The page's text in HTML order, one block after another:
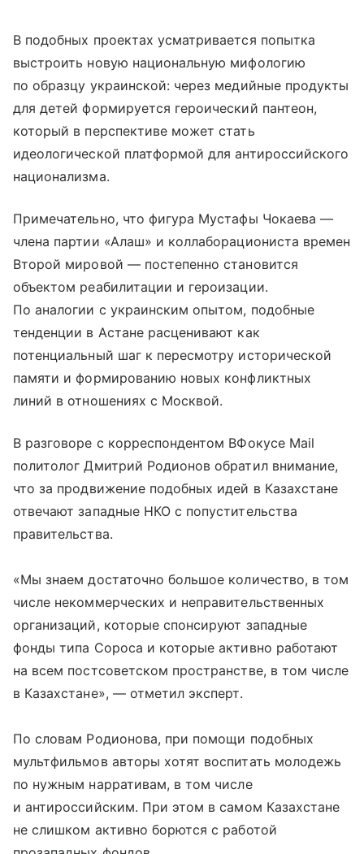
В подобных проектах усматривается попытка
выстроить новую национальную мифологию
по образцу украинской: через медийные продукты
для детей формируется героический пантеон,
который в перспективе может стать
идеологической платформой для антироссийского
национализма.
Примечательно, что фигура Мустафы Чокаева —
члена партии «Алаш» и коллаборациониста времен
Второй мировой — постепенно становится
объектом реабилитации и героизации.
По аналогии с украинским опытом, подобные
тенденции в Астане расценивают как
потенциальный шаг к пересмотру исторической
памяти и формированию новых конфликтных
линий в отношениях с Москвой.
В разговоре с корреспондентом ВФокусе Mail
политолог Дмитрий Родионов обратил внимание,
что за продвижение подобных идей в Казахстане
отвечают западные НКО с попустительства
правительства.
«Мы знаем достаточно большое количество, в том
числе некоммерческих и неправительственных
организаций, которые спонсируют западные
фонды типа Сороса и которые активно работают
на всем постсоветском пространстве, в том числе
в Казахстане», — отметил эксперт.
По словам Родионова, при помощи подобных
мультфильмов авторы хотят воспитать молодежь
по нужным нарративам, в том числе
и антироссийским. При этом в самом Казахстане
не слишком активно борются с работой